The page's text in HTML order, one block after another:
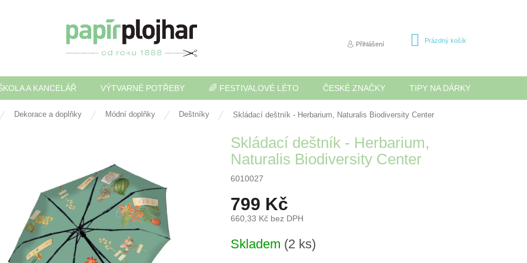
Přihlášení
NÁKUPNÍ
Prázdný košík
A KANCELÁŘ VÝTVARNÉ POTŘEBY 🌈 FESTIVALOVÉ LÉTO ČESKÉ ZNAČKY TIPY NA DÁRKY
Dekorace a doplňky Módní doplňky Deštníky Skládací deštník - Herbarium, Naturalis Biodiversity Center
Skládací deštník - Herbarium,
Naturalis Biodiversity Center
6010027
799 Kč
660,33 Kč bez DPH
cena:
Skladem (2 ks)